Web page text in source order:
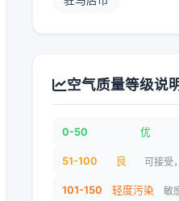
空气质量等级说
0-50 优
51-100 良 可接受
101-150 轻度污染 敏